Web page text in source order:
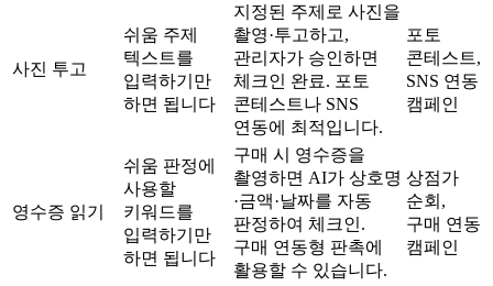
사진 투고
쉬움 주제
텍스트를
입력하기만
하면 됩니다
지정된 주제로 사진을
촬영·투고하고,
관리자가 승인하면
체크인 완료. 포토
콘테스트나 SNS
연동에 최적입니다.
포토
콘테스트,
SNS 연동
캠페인
영수증 읽기
쉬움 판정에
사용할
키워드를
입력하기만
하면 됩니다
구매 시 영수증을
촬영하면 AI가 상호명
·금액·날짜를 자동
판정하여 체크인.
구매 연동형 판촉에
활용할 수 있습니다.
상점가
순회,
구매 연동
캠페인